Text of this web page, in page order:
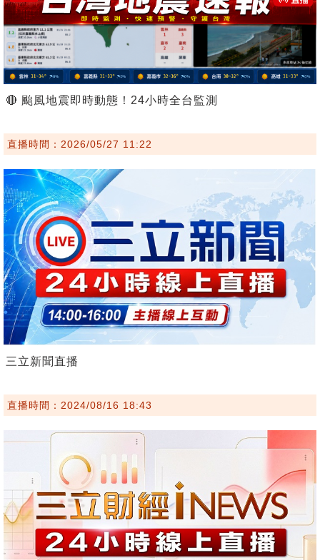
🔴 颱風地震即時動態！24小時全台監測
直播時間：2026/05/27 11:22
三立新聞直播
直播時間：2024/08/16 18:43